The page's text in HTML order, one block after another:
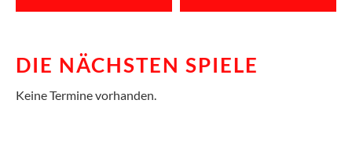
DIE NÄCHSTEN SPIELE
Keine Termine vorhanden.